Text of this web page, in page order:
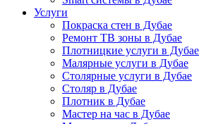
Услуги
Покраска стен в Дубае
Ремонт ТВ зоны в Дубае
Плотницкие услуги в Дубае
Малярные услуги в Дубае
Столярные услуги в Дубае
Столяр в Дубае
Плотник в Дубае
Мастер на час в Дубае